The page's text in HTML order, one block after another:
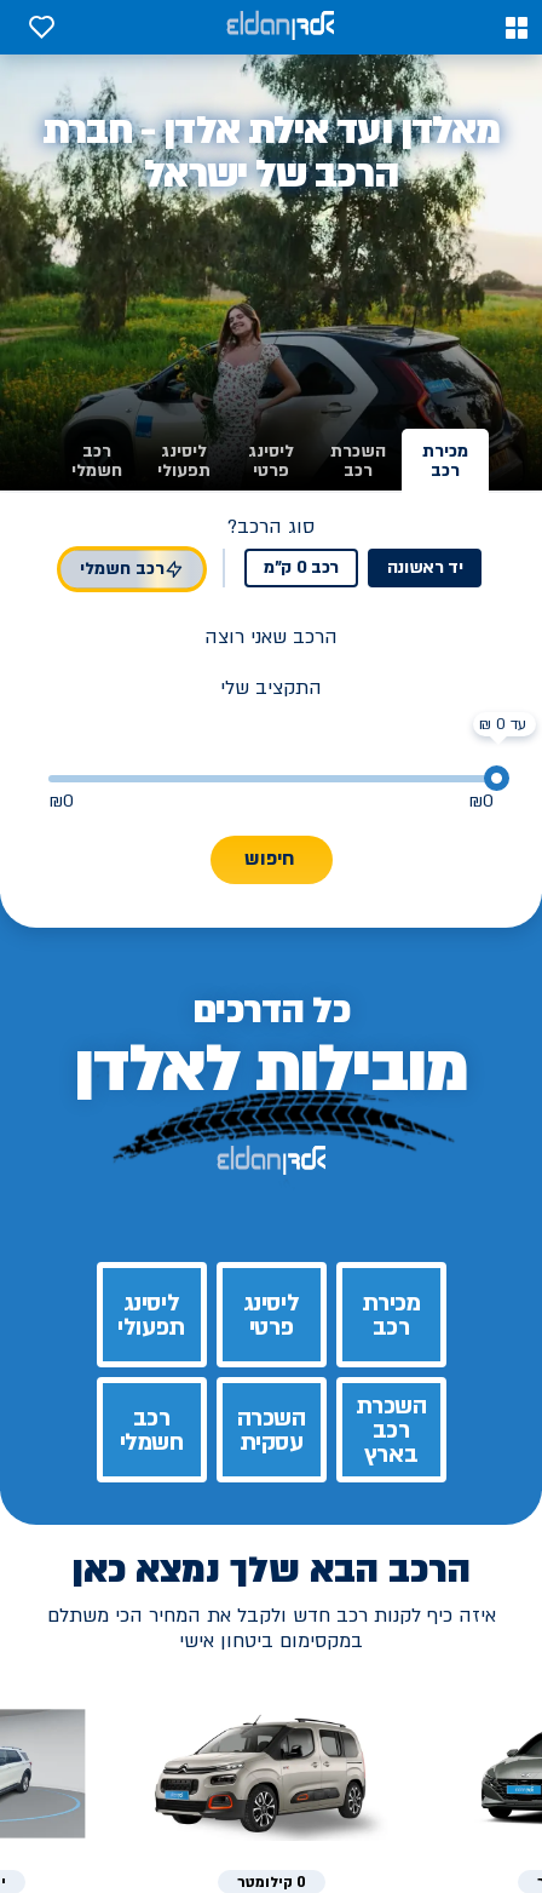
0
0
אלדן
מאלדן ועד אילת אלדן - חברת
הרכב של ישראל
מכירת
רכב
השכרת
רכב
ליסינג
פרטי
ליסינג
תפעולי
רכב
חשמלי
סוג הרכב?
יד ראשונה רכב 0 ק"מ רכב חשמלי
הרכב שאני רוצה
התקציב שלי
₪0
₪0
חיפוש
כל הדרכים
מובילות לאלדן
מכירת
רכב
ליסינג
פרטי
ליסינג
תפעולי
השכרת
רכב
בארץ
השכרה
עסקית
רכב
חשמלי
הרכב הבא שלך נמצא כאן
איזה כיף לקנות רכב חדש ולקבל את המחיר הכי משתלם
במקסימום ביטחון אישי
0 קילומטר
עד 0 ₪